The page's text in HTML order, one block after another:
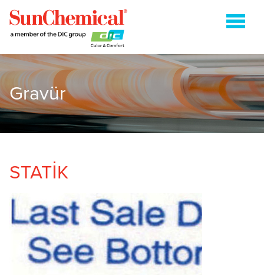
ENERJI (IŞIKLA) KURUMALI
FLEKSOGRAFİ
TABAKA OFSET
ARAMA:'
Gravür
STATİK